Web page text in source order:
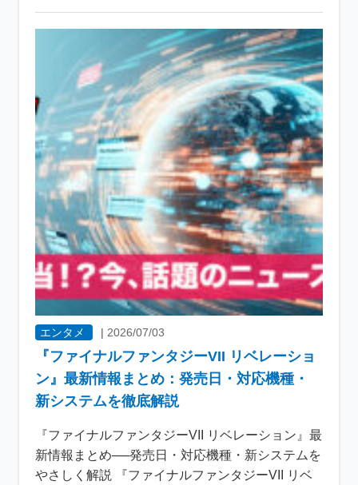
エンタメ | 2026/07/03
『ファイナルファンタジーVII リベレーショ
ン』最新情報まとめ：発売日・対応機種・
新システムを徹底解説
『ファイナルファンタジーVII リベレーション』最
新情報まとめ──発売日・対応機種・新システムを
やさしく解説 『ファイナルファンタジーVII リベ